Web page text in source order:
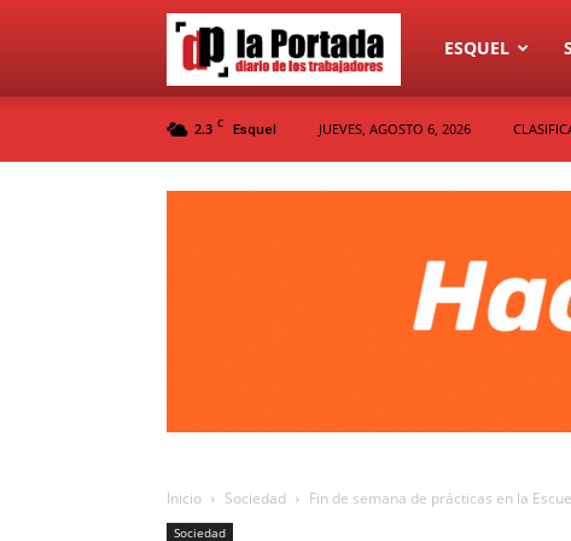
Diario
La
ESQUEL
2.3 C Esquel JUEVES, AGOSTO 6, 2026
Inicio Sociedad Fin de semana de prácticas en la
Sociedad